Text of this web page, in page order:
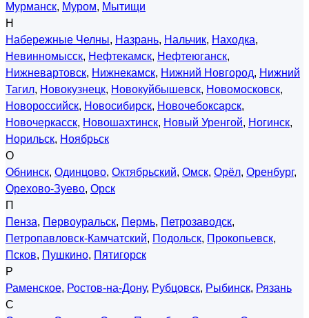
Мурманск, Муром, Мытищи
Н
Набережные Челны, Назрань, Нальчик, Находка,
Невинномысск, Нефтекамск, Нефтеюганск,
Нижневартовск, Нижнекамск, Нижний Новгород, Нижний
Тагил, Новокузнецк, Новокуйбышевск, Новомосковск,
Новороссийск, Новосибирск, Новочебоксарск,
Новочеркасск, Новошахтинск, Новый Уренгой, Ногинск,
Норильск, Ноябрьск
О
Обнинск, Одинцово, Октябрьский, Омск, Орёл, Оренбург,
Орехово-Зуево, Орск
П
Пенза, Первоуральск, Пермь, Петрозаводск,
Петропавловск-Камчатский, Подольск, Прокопьевск,
Псков, Пушкино, Пятигорск
Р
Раменское, Ростов-на-Дону, Рубцовск, Рыбинск, Рязань
С